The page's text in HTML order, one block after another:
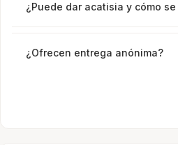
¿Puede dar acatisia y cómo
¿Ofrecen entrega anónima?